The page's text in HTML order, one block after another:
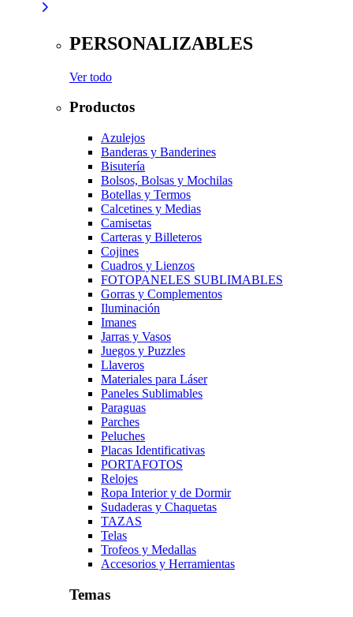
PERSONALIZABLES
Ver todo
Productos
Azulejos
Banderas y Banderines
Bisutería
Bolsos, Bolsas y Mochilas
Botellas y Termos
Calcetines y Medias
Camisetas
Carteras y Billeteros
Cojines
Cuadros y Lienzos
FOTOPANELES SUBLIMABLES
Gorras y Complementos
Iluminación
Imanes
Jarras y Vasos
Juegos y Puzzles
Llaveros
Materiales para Láser
Paneles Sublimables
Paraguas
Parches
Peluches
Placas Identificativas
PORTAFOTOS
Relojes
Ropa Interior y de Dormir
Sudaderas y Chaquetas
TAZAS
Telas
Trofeos y Medallas
Accesorios y Herramientas
Temas